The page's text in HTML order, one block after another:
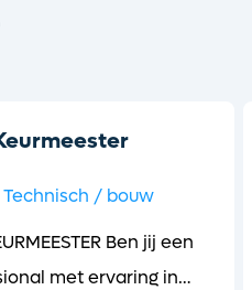
Technisch / bouw
Ben jij een
met ervaring in